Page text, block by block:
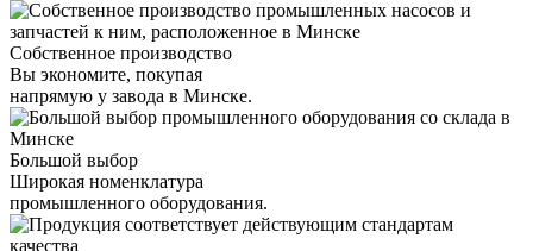
Собственное производство
Вы экономите, покупая
напрямую у завода в Минске.
Большой выбор
Широкая номенклатура
промышленного оборудования.